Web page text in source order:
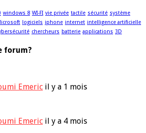
windows 8 WI-FI vie privée tactile sécurité système
logiciels iphone internet intelligence artificielle
chercheurs batterie applications 3D
forum?
Emeric il y a 1 mois
Emeric il y a 4 mois